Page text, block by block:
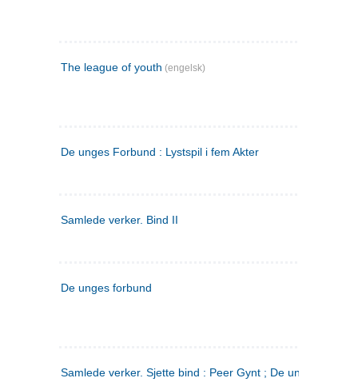
The league of youth (engelsk)
De unges Forbund : Lystspil i fem Akter
Samlede verker. Bind II
De unges forbund
Samlede verker. Sjette bind : Peer Gynt ; De unges